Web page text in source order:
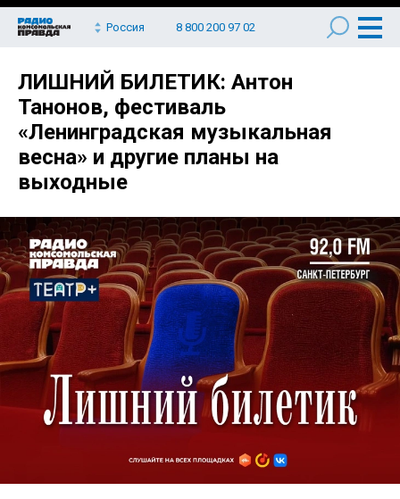
Россия 8 800 200 97 02
ЛИШНИЙ БИЛЕТИК: Антон
Танонов, фестиваль
«Ленинградская музыкальная
весна» и другие планы на
выходные